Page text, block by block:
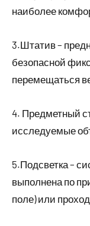
наиболее
3.Штатив –
безопасной
перемещаться
4. Предметный
исследуемые
5.Подсветка –
выполнена по
поле) или